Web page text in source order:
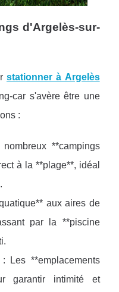
d'Argelès-sur-
stationner à Argelès
car s'avère être une
:
**campings
à la **plage**, idéal
aux aires de
par la **piscine
: Les **emplacements
garantir intimité et